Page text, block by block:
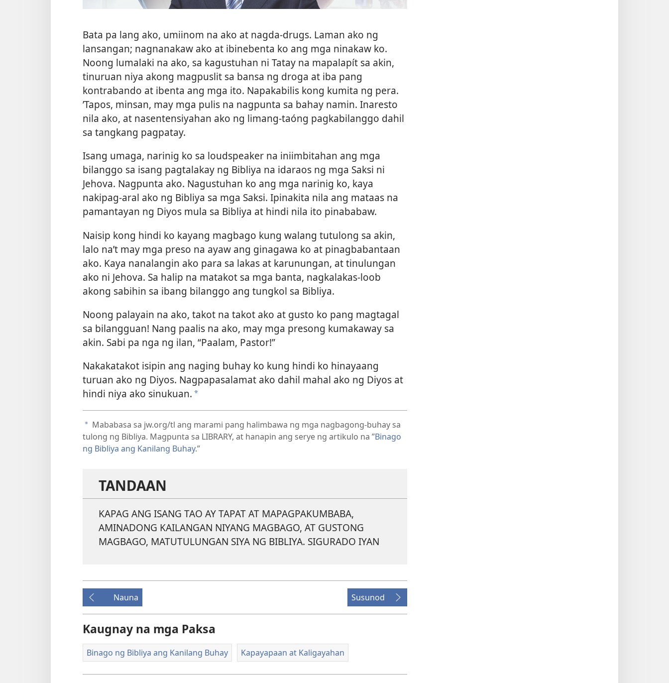
Bata pa lang ako, umiinom na ako at nagda-drugs. Laman ako ng
lansangan; nagnanakaw ako at ibinebenta ko ang mga ninakaw ko.
Noong lumalaki na ako, sa kagustuhan ni Tatay na mapalapít sa akin,
tinuruan niya akong magpuslit sa bansa ng droga at iba pang
kontrabando at ibenta ang mga ito. Napakabilis kong kumita ng pera.
’Tapos, minsan, may mga pulis na nagpunta sa bahay namin. Inaresto
nila ako, at nasentensiyahan ako ng limang-taóng pagkabilanggo dahil
sa tangkang pagpatay.
Isang umaga, narinig ko sa loudspeaker na iniimbitahan ang mga
bilanggo sa isang pagtalakay ng Bibliya na idaraos ng mga Saksi ni
Jehova. Nagpunta ako. Nagustuhan ko ang mga narinig ko, kaya
nakipag-aral ako ng Bibliya sa mga Saksi. Ipinakita nila ang mataas na
pamantayan ng Diyos mula sa Bibliya at hindi nila ito pinababaw.
Naisip kong hindi ko kayang magbago kung walang tutulong sa akin,
lalo na’t may mga preso na ayaw ang ginagawa ko at pinagbabantaan
ako. Kaya nanalangin ako para sa lakas at karunungan, at tinulungan
ako ni Jehova. Sa halip na matakot sa mga banta, nagkalakas-loob
akong sabihin sa ibang bilanggo ang tungkol sa Bibliya.
Noong palayain na ako, takot na takot ako at gusto ko pang magtagal
sa bilangguan! Nang paalis na ako, may mga presong kumakaway sa
akin. Sabi pa nga ng ilan, “Paalam, Pastor!”
Nakakatakot isipin ang naging buhay ko kung hindi ko hinayaang
turuan ako ng Diyos. Nagpapasalamat ako dahil mahal ako ng Diyos at
hindi niya ako sinukuan. a
a Mababasa sa jw.org/tl ang marami pang halimbawa ng mga nagbagong-buhay sa
tulong ng Bibliya. Magpunta sa LIBRARY, at hanapin ang serye ng artikulo na ”Binago
ng Bibliya ang Kanilang Buhay.”
TANDAAN
KAPAG ANG ISANG TAO AY TAPAT AT MAPAGPAKUMBABA,
AMINADONG KAILANGAN NIYANG MAGBAGO, AT GUSTONG
MAGBAGO, MATUTULUNGAN SIYA NG BIBLIYA. SIGURADO IYAN
Nauna Susunod
Kaugnay na mga Paksa
Binago ng Bibliya ang Kanilang Buhay Kapayapaan at Kaligayahan